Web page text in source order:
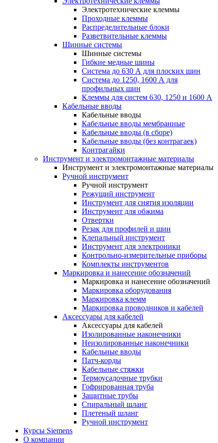
Электротехнические клеммы
Проходные клеммы
Распределительные блоки
Разветвительные клеммы
Шинные системы
Шинные системы
Гибкие медные шины
Система до 630 А для плоских шин
Система до 1250, 1600 А для
профильных шин
Клеммы для систем 630, 1250 и 1600 А
Кабельные вводы
Кабельные вводы
Кабельные вводы мембранные
Кабельные вводы (в сборе)
Кабельные вводы (без контрагаек)
Контрагайки
Инструмент и электромонтажные материалы
Инструмент и электромонтажные материалы
Ручной инструмент
Ручной инструмент
Режущий инструмент
Инструмент для снятия изоляции
Инструмент для обжима
Отвертки
Резак для профилей и шин
Клепальный инструмент
Инструмент для электроники
Контрольно-измерительные приборы
Комплекты инструментов
Маркировка и нанесение обозначений
Маркировка и нанесение обозначений
Маркировка оборудования
Маркировка клемм
Маркировка проводников и кабелей
Аксессуары для кабелей
Аксессуары для кабелей
Изолированные наконечники
Неизолированные наконечники
Кабельные вводы
Патч-корды
Кабельные стяжки
Термоусадочные трубки
Гофрированная труба
Защитные трубы
Спиральный шланг
Плетеный шланг
Ручной инструмент
Курсы Siemens
О компании